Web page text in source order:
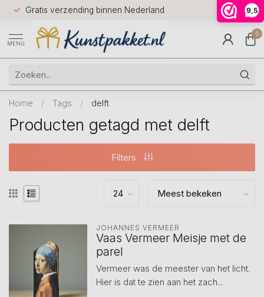
9,5
Gratis verzending binnen Nederland
Voor
huis
9.5
MENU
0
Home / Tags / delft
Producten getagd met delft
Filters
JOHANNES VERMEER
Vaas Vermeer Meisje met de
parel
Vermeer was de meester van het licht.
Hier is dat te zien aan het zach...